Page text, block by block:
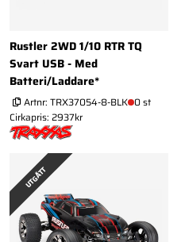
Rustler 2WD 1/10 RTR TQ
Svart USB - Med
Batteri/Laddare*
Artnr: TRX37054-8-BLK 0 st
Cirkapris: 2937kr
UTGÅTT